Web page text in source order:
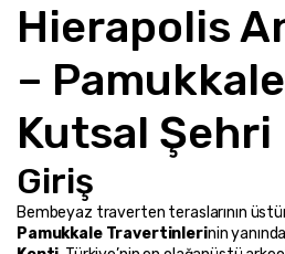
Hierapolis
–
Kutsal Şehri
Giriş
Pamukkale Travertinlerinin